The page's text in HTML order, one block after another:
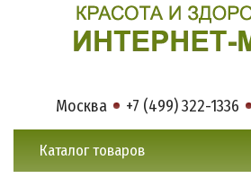
Москва +7 (499) 322-1336
Каталог товаров